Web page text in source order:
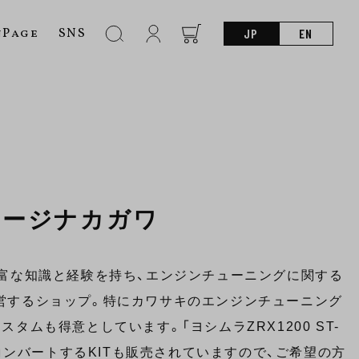
SNS JP EN
ジナカガワ
知識と経験を持ち、エンジンチューニングに関する
るショップ。特にカワサキのエンジンチューニング
タムも得意としています。「ヨシムラZRX1200 ST-
バートするKITも販売されていますので、ご希望の方